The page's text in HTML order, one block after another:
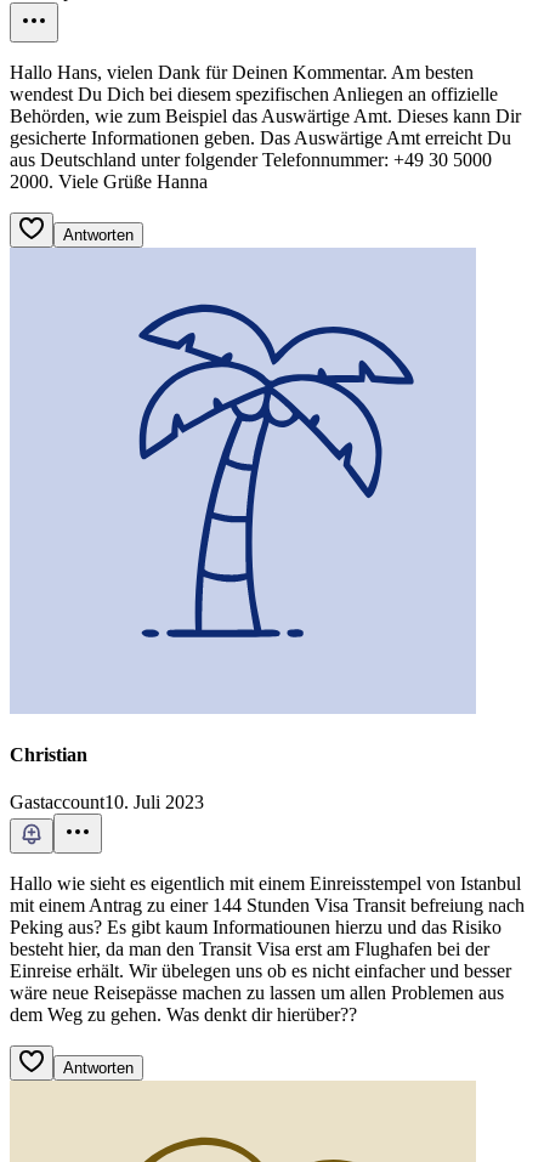
Hallo Hans, vielen Dank für Deinen Kommentar. Am besten
wendest Du Dich bei diesem spezifischen Anliegen an offizielle
Behörden, wie zum Beispiel das Auswärtige Amt. Dieses kann Dir
gesicherte Informationen geben. Das Auswärtige Amt erreicht Du
aus Deutschland unter folgender Telefonnummer: +49 30 5000
2000. Viele Grüße Hanna
Antworten
Christian
Gastaccount10. Juli 2023
Hallo wie sieht es eigentlich mit einem Einreisstempel von Istanbul
mit einem Antrag zu einer 144 Stunden Visa Transit befreiung nach
Peking aus? Es gibt kaum Informatiounen hierzu und das Risiko
besteht hier, da man den Transit Visa erst am Flughafen bei der
Einreise erhält. Wir übelegen uns ob es nicht einfacher und besser
wäre neue Reisepässe machen zu lassen um allen Problemen aus
dem Weg zu gehen. Was denkt dir hierüber??
Antworten